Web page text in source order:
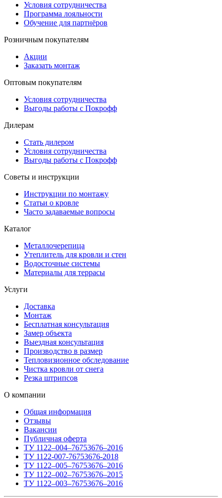
Условия сотрудничества
Программа лояльности
Обучение для партнёров
Розничным покупателям
Акции
Заказать монтаж
Оптовым покупателям
Условия сотрудничества
Выгоды работы с Покрофф
Дилерам
Стать дилером
Условия сотрудничества
Выгоды работы с Покрофф
Советы и инструкции
Инструкции по монтажу
Статьи о кровле
Часто задаваемые вопросы
Каталог
Металлочерепица
Утеплитель для кровли и стен
Водосточные системы
Материалы для террасы
Услуги
Доставка
Монтаж
Бесплатная консультация
Замер объекта
Выездная консультация
Производство в размер
Тепловизионное обследование
Чистка кровли от снега
Резка штрипсов
О компании
Общая информация
Отзывы
Вакансии
Публичная оферта
ТУ 1122–004–76753676–2016
ТУ 1122-007-76753676-2018
ТУ 1122–005–76753676–2016
ТУ 1122–002–76753676–2015
ТУ 1122–003–76753676–2016